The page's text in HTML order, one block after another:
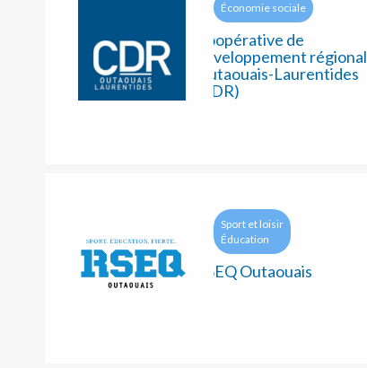
Économie sociale
Coopérative de
développement régional
Outaouais-Laurentides
(CDR)
Sport et loisir
Éducation
RSEQ Outaouais